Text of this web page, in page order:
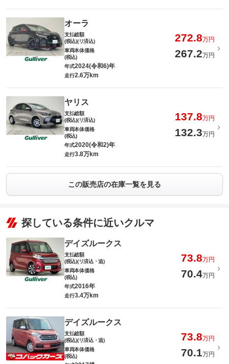
オーラ
支払総額
(税込)(リ済込)
272.8万円
車両本体価格
(税込)
267.2万円
年式2024(令和6)年
走行2.6万km
ヤリス
支払総額
(税込)(リ済込)
137.8万円
車両本体価格
(税込)
132.3万円
年式2020(令和2)年
走行3.8万km
この販売店の在庫一覧を見る
探している条件に近いクルマ
デイズルークス
支払総額
(税込)(リ済込・追)
73.8万円
車両本体価格
(税込)
70.4万円
年式2016年
走行3.4万km
デイズルークス
支払総額
(税込)(リ済込・追)
73.8万円
車両本体価格
(税込)
70.1万円